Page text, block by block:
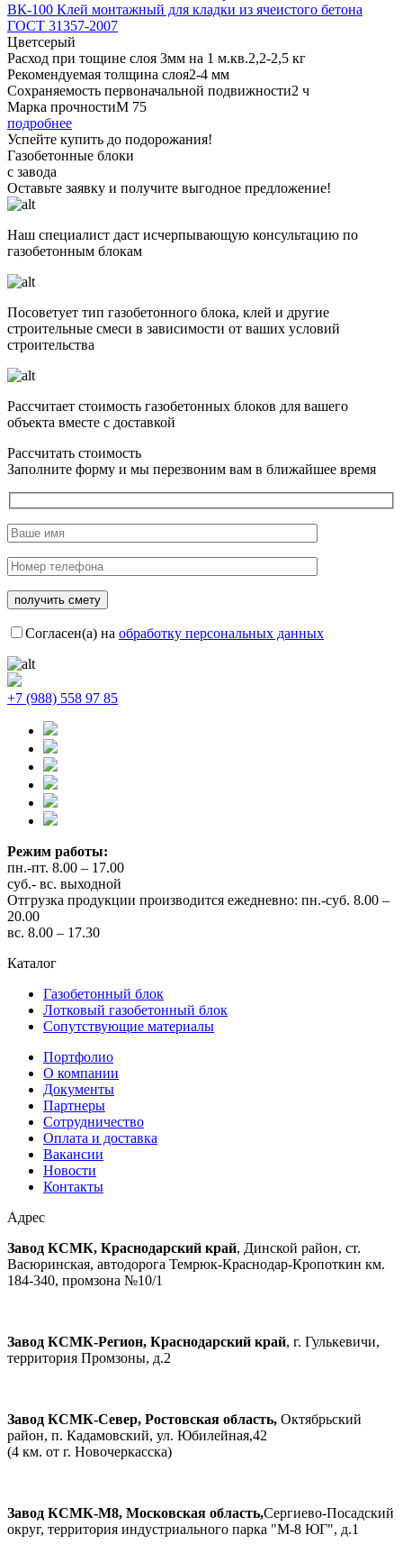
ВК-100 Клей монтажный для кладки из ячеистого бетона
ГОСТ 31357-2007
Цветсерый
Расход при тощине слоя 3мм на 1 м.кв.2,2-2,5 кг
Рекомендуемая толщина слоя2-4 мм
Сохраняемость первоначальной подвижности2 ч
Марка прочностиМ 75
подробнее
Успейте купить до подорожания!
Газобетонные блоки
с завода
Оставьте заявку и получите выгодное предложение!
Наш специалист даст исчерпывающую консультацию по
газобетонным блокам
Посоветует тип газобетонного блока, клей и другие
строительные смеси в зависимости от ваших условий
строительства
Рассчитает стоимость газобетонных блоков для вашего
объекта вместе с доставкой
Рассчитать стоимость
Заполните форму и мы перезвоним вам в ближайшее время
Согласен(а) на обработку персональных данных
+7 (988) 558 97 85
Режим работы:
пн.-пт. 8.00 – 17.00
суб.- вс. выходной
Отгрузка продукции производится ежедневно: пн.-суб. 8.00 –
20.00
вс. 8.00 – 17.30
Каталог
Газобетонный блок
Лотковый газобетонный блок
Сопутствующие материалы
Портфолио
О компании
Документы
Партнеры
Сотрудничество
Оплата и доставка
Вакансии
Новости
Контакты
Адрес
Завод КСМК, Краснодарский край, Динской район, ст.
Васюринская, автодорога Темрюк-Краснодар-Кропоткин км.
184-340, промзона №10/1
Завод КСМК-Регион, Краснодарский край, г. Гулькевичи,
территория Промзоны, д.2
Завод КСМК-Север, Ростовская область, Октябрьский
район, п. Кадамовский, ул. Юбилейная,42
(4 км. от г. Новочеркасска)
Завод КСМК-М8, Московская область,Сергиево-Посадский
округ, территория индустриального парка "М-8 ЮГ", д.1